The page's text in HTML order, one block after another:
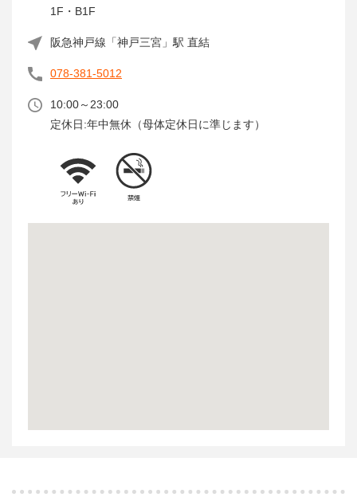
1F・B1F
阪急神戸線「神戸三宮」駅 直結
078-381-5012
10:00～23:00
定休日:年中無休（母体定休日に準じます）